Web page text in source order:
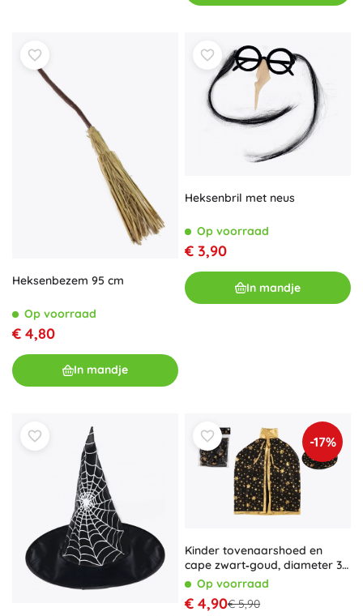
Heksenbezem 95 cm
Op voorraad
€ 4,80
In mandje
Heksenbril met neus
Op voorraad
€ 3,90
In mandje
-17%
Kinder tovenaarshoed en
cape zwart‑goud, diameter 38
cmOp voorraad
€ 4,90€ 5,90